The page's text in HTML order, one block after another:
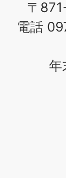
〒
電話
年